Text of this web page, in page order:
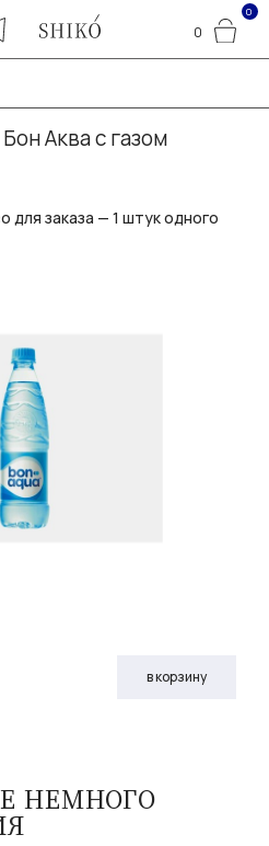
0
0
Аква с газом
для заказа — 1 штук одного
в корзину
НЕМНОГО